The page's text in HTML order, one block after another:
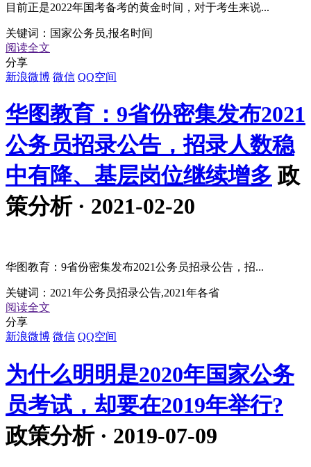
目前正是2022年国考备考的黄金时间，对于考生来说...
关键词： 国家公务员,报名时间
阅读全文
分享
新浪微博 微信 QQ空间
华图教育：9省份密集发布2021
公务员招录公告，招录人数稳
中有降、基层岗位继续增多 政
策分析 · 2021-02-20
华图教育：9省份密集发布2021公务员招录公告，招...
关键词： 2021年公务员招录公告,2021年各省
阅读全文
分享
新浪微博 微信 QQ空间
为什么明明是2020年国家公务
员考试，却要在2019年举行?
政策分析 · 2019-07-09